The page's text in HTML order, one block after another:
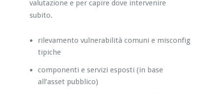
valutazione e per capire dove intervenire
subito.
rilevamento vulnerabilità comuni e misconfig
tipiche
componenti e servizi esposti (in base
all’asset pubblico)